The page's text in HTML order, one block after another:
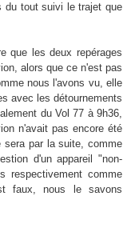
du tout suivi le trajet que
que les deux repérages
alors que ce n'est pas
nous l'avons vu, elle
avec les détournements
du Vol 77 à 9h36,
n'avait pas encore été
par la suite, comme
d'un appareil "non-
respectivement comme
faux, nous le savons